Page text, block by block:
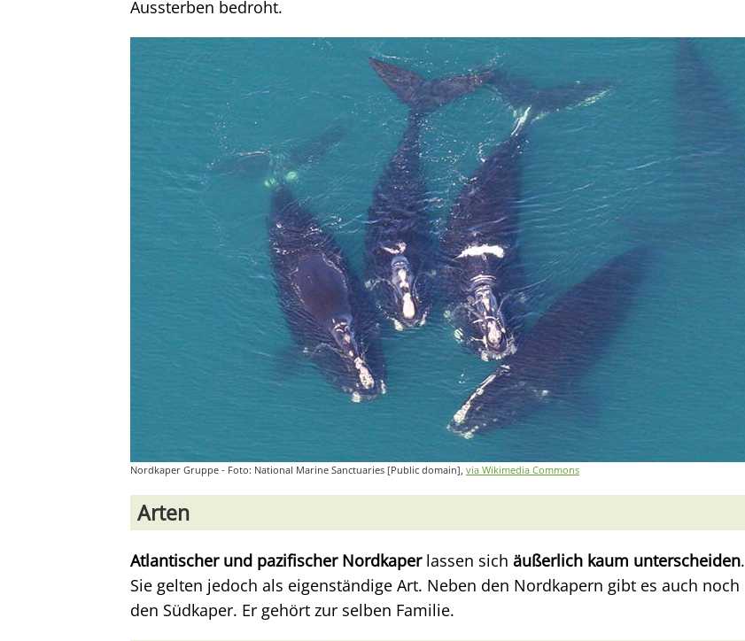
Aussterben bedroht.
Nordkaper Gruppe - Foto: National Marine Sanctuaries [Public domain], via Wikimedia Commons
Arten
Atlantischer und pazifischer Nordkaperlassen sich äußerlich kaum unterscheiden.
Sie gelten jedoch als eigenständige Art. Neben den Nordkapern gibt es auch noch
den Südkaper. Er gehört zur selben Familie.